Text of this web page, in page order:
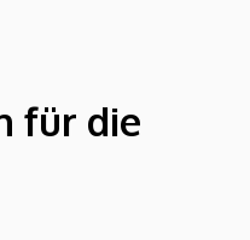
für die